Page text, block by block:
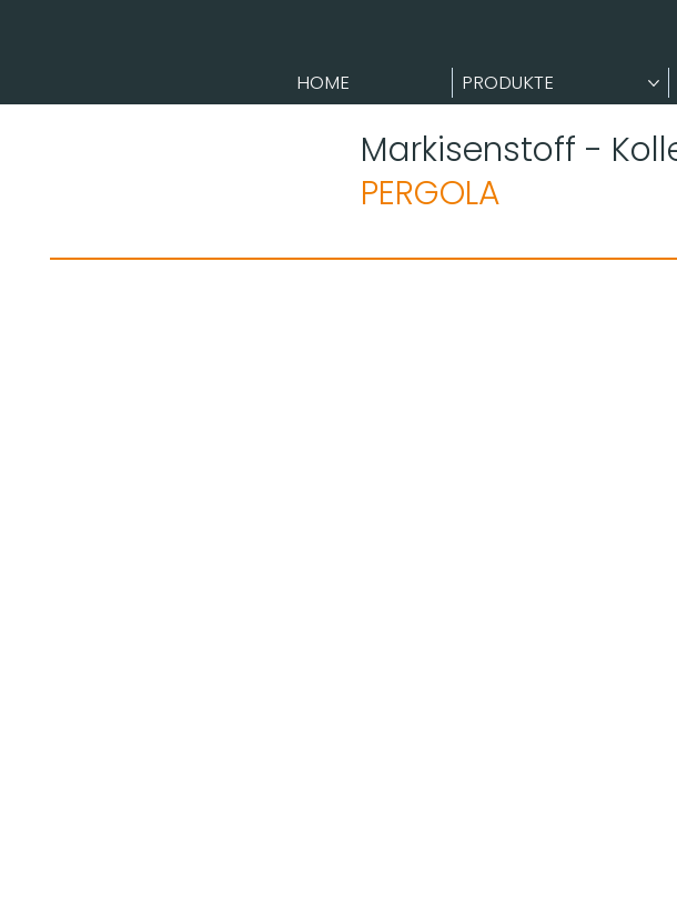
HOME PRODUKTE
Markisenstoff -
PERGOLA